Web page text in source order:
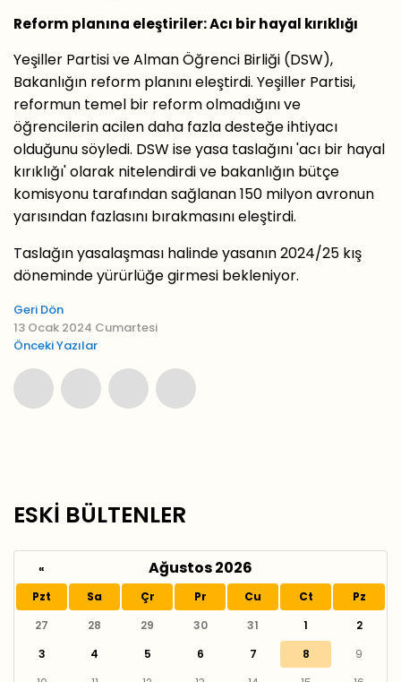
Reform planına eleştiriler: Acı bir hayal kırıklığı
Yeşiller Partisi ve Alman Öğrenci Birliği (DSW),
Bakanlığın reform planını eleştirdi. Yeşiller Partisi,
reformun temel bir reform olmadığını ve
öğrencilerin acilen daha fazla desteğe ihtiyacı
olduğunu söyledi. DSW ise yasa taslağını 'acı bir hayal
kırıklığı' olarak nitelendirdi ve bakanlığın bütçe
komisyonu tarafından sağlanan 150 milyon avronun
yarısından fazlasını bırakmasını eleştirdi.
Taslağın yasalaşması halinde yasanın 2024/25 kış
döneminde yürürlüğe girmesi bekleniyor.
Geri Dön
13 Ocak 2024 Cumartesi
Önceki Yazılar
ESKİ BÜLTENLER
« Ağustos 2026
Pzt Sa Çr Pr Cu Ct
Pz
27
28 29 30 31 1
2
3
4 5 6 7 8
9